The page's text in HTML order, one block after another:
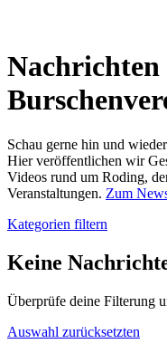
Nachrichten
Schau gerne hin und
Hier veröffentlichen wir
Videos rund um Roding,
Veranstaltungen. Zum
Kategorien filtern
Keine
Überprüfe deine Filterung
Auswahl zurücksetzten